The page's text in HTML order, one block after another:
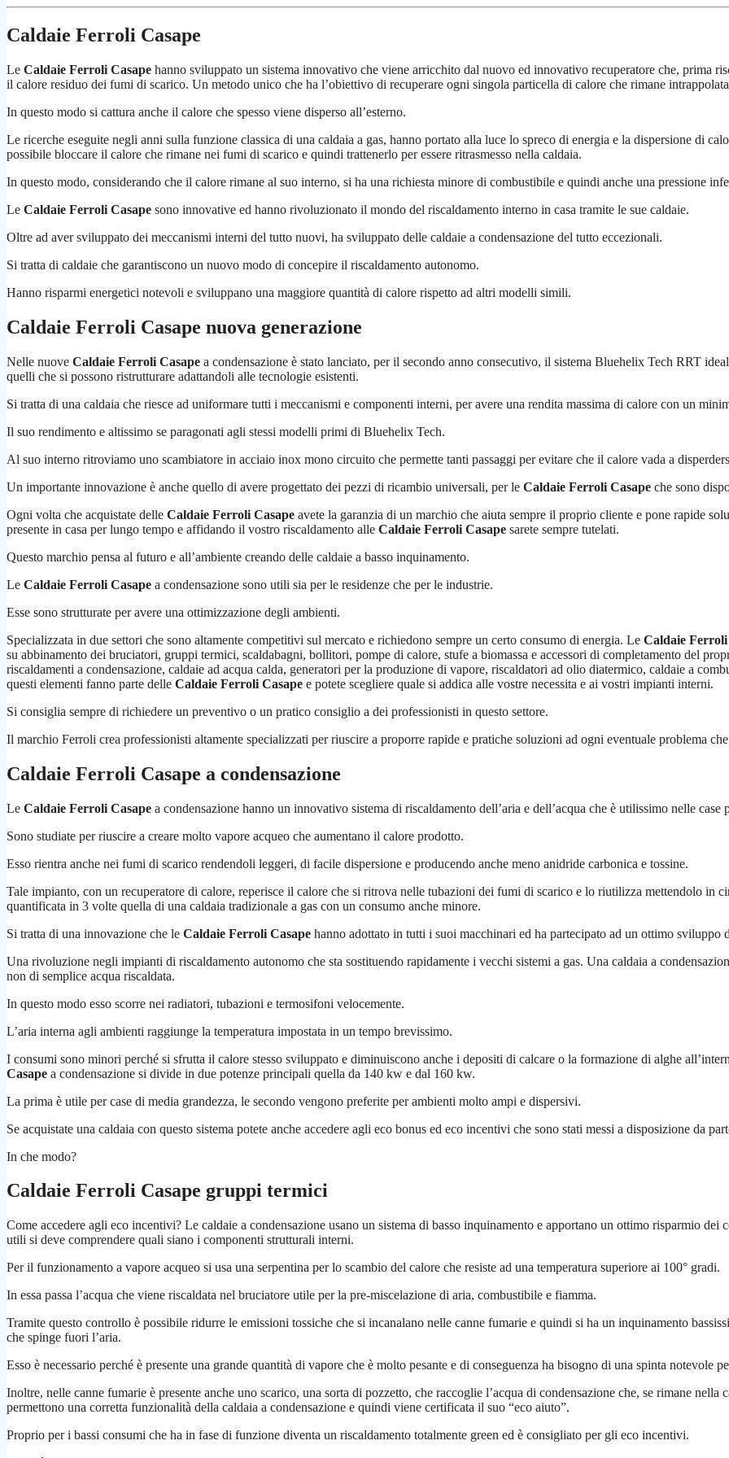
Caldaie Ferroli Casape
Le Caldaie Ferroli Casape hanno sviluppato un sistema innovativo che viene arricchito dal nuovo ed innovativo recuperatore che, prima
il calore residuo dei fumi di scarico. Un metodo unico che ha l’obiettivo di recuperare ogni singola particella di calore che rimane
In questo modo si cattura anche il calore che spesso viene disperso all’esterno.
Le ricerche eseguite negli anni sulla funzione classica di una caldaia a gas, hanno portato alla luce lo spreco di energia e la dispersione di
possibile bloccare il calore che rimane nei fumi di scarico e quindi trattenerlo per essere ritrasmesso nella caldaia.
In questo modo, considerando che il calore rimane al suo interno, si ha una richiesta minore di combustibile e quindi anche una pressione
Le Caldaie Ferroli Casape sono innovative ed hanno rivoluzionato il mondo del riscaldamento interno in casa tramite le sue caldaie.
Oltre ad aver sviluppato dei meccanismi interni del tutto nuovi, ha sviluppato delle caldaie a condensazione del tutto eccezionali.
Si tratta di caldaie che garantiscono un nuovo modo di concepire il riscaldamento autonomo.
Hanno risparmi energetici notevoli e sviluppano una maggiore quantità di calore rispetto ad altri modelli simili.
Caldaie Ferroli Casape nuova generazione
Nelle nuove Caldaie Ferroli Casape a condensazione è stato lanciato, per il secondo anno consecutivo, il sistema Bluehelix Tech RRT
quelli che si possono ristrutturare adattandoli alle tecnologie esistenti.
Si tratta di una caldaia che riesce ad uniformare tutti i meccanismi e componenti interni, per avere una rendita massima di calore con un
Il suo rendimento e altissimo se paragonati agli stessi modelli primi di Bluehelix Tech.
Al suo interno ritroviamo uno scambiatore in acciaio inox mono circuito che permette tanti passaggi per evitare che il calore vada a
Un importante innovazione è anche quello di avere progettato dei pezzi di ricambio universali, per le Caldaie Ferroli Casape che sono
Ogni volta che acquistate delle Caldaie Ferroli Casape avete la garanzia di un marchio che aiuta sempre il proprio cliente e pone rapide
presente in casa per lungo tempo e affidando il vostro riscaldamento alle Caldaie Ferroli Casape sarete sempre tutelati.
Questo marchio pensa al futuro e all’ambiente creando delle caldaie a basso inquinamento.
Le Caldaie Ferroli Casape a condensazione sono utili sia per le residenze che per le industrie.
Esse sono strutturate per avere una ottimizzazione degli ambienti.
Specializzata in due settori che sono altamente competitivi sul mercato e richiedono sempre un certo consumo di energia. Le Caldaie Ferroli
su abbinamento dei bruciatori, gruppi termici, scaldabagni, bollitori, pompe di calore, stufe a biomassa e accessori di completamento del
riscaldamenti a condensazione, caldaie ad acqua calda, generatori per la produzione di vapore, riscaldatori ad olio diatermico, caldaie a
questi elementi fanno parte delle Caldaie Ferroli Casape e potete scegliere quale si addica alle vostre necessita e ai vostri impianti interni.
Si consiglia sempre di richiedere un preventivo o un pratico consiglio a dei professionisti in questo settore.
Il marchio Ferroli crea professionisti altamente specializzati per riuscire a proporre rapide e pratiche soluzioni ad ogni eventuale problema
Caldaie Ferroli Casape a condensazione
Le Caldaie Ferroli Casape a condensazione hanno un innovativo sistema di riscaldamento dell’aria e dell’acqua che è utilissimo nelle
Sono studiate per riuscire a creare molto vapore acqueo che aumentano il calore prodotto.
Esso rientra anche nei fumi di scarico rendendoli leggeri, di facile dispersione e producendo anche meno anidride carbonica e tossine.
Tale impianto, con un recuperatore di calore, reperisce il calore che si ritrova nelle tubazioni dei fumi di scarico e lo riutilizza mettendolo in
quantificata in 3 volte quella di una caldaia tradizionale a gas con un consumo anche minore.
Si tratta di una innovazione che le Caldaie Ferroli Casape hanno adottato in tutti i suoi macchinari ed ha partecipato ad un ottimo sviluppo
Una rivoluzione negli impianti di riscaldamento autonomo che sta sostituendo rapidamente i vecchi sistemi a gas. Una caldaia a
non di semplice acqua riscaldata.
In questo modo esso scorre nei radiatori, tubazioni e termosifoni velocemente.
L’aria interna agli ambienti raggiunge la temperatura impostata in un tempo brevissimo.
I consumi sono minori perché si sfrutta il calore stesso sviluppato e diminuiscono anche i depositi di calcare o la formazione di alghe
Casape a condensazione si divide in due potenze principali quella da 140 kw e dal 160 kw.
La prima è utile per case di media grandezza, le secondo vengono preferite per ambienti molto ampi e dispersivi.
Se acquistate una caldaia con questo sistema potete anche accedere agli eco bonus ed eco incentivi che sono stati messi a disposizione da
In che modo?
Caldaie Ferroli Casape gruppi termici
Come accedere agli eco incentivi? Le caldaie a condensazione usano un sistema di basso inquinamento e apportano un ottimo risparmio
utili si deve comprendere quali siano i componenti strutturali interni.
Per il funzionamento a vapore acqueo si usa una serpentina per lo scambio del calore che resiste ad una temperatura superiore ai 100° gradi.
In essa passa l’acqua che viene riscaldata nel bruciatore utile per la pre-miscelazione di aria, combustibile e fiamma.
Tramite questo controllo è possibile ridurre le emissioni tossiche che si incanalano nelle canne fumarie e quindi si ha un inquinamento
che spinge fuori l’aria.
Esso è necessario perché è presente una grande quantità di vapore che è molto pesante e di conseguenza ha bisogno di una spinta notevole
Inoltre, nelle canne fumarie è presente anche uno scarico, una sorta di pozzetto, che raccoglie l’acqua di condensazione che, se rimane
permettono una corretta funzionalità della caldaia a condensazione e quindi viene certificata il suo “eco aiuto”.
Proprio per i bassi consumi che ha in fase di funzione diventa un riscaldamento totalmente green ed è consigliato per gli eco incentivi.